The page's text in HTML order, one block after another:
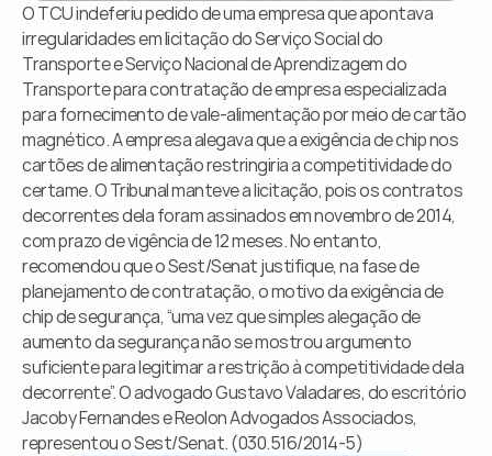
Início
Sobre Nós
Serviços
Órgãos Públicos
Livraria
Mídia
Fale Conosco
O TCU indeferiu pedido de uma empresa que apontava
irregularidades em licitação do Serviço Social do
Transporte e Serviço Nacional de Aprendizagem do
Transporte para contratação de empresa especializada
para fornecimento de vale-alimentação por meio de cartão
magnético. A empresa alegava que a exigência de chip nos
cartões de alimentação restringiria a competitividade do
certame. O Tribunal manteve a licitação, pois os contratos
decorrentes dela foram assinados em novembro de 2014,
com prazo de vigência de 12 meses. No entanto,
recomendou que o Sest/Senat justifique, na fase de
planejamento de contratação, o motivo da exigência de
chip de segurança, “uma vez que simples alegação de
aumento da segurança não se mostrou argumento
suficiente para legitimar a restrição à competitividade dela
decorrente”. O advogado Gustavo Valadares, do escritório
Jacoby Fernandes e Reolon Advogados Associados,
representou o Sest/Senat. (030.516/2014-5)